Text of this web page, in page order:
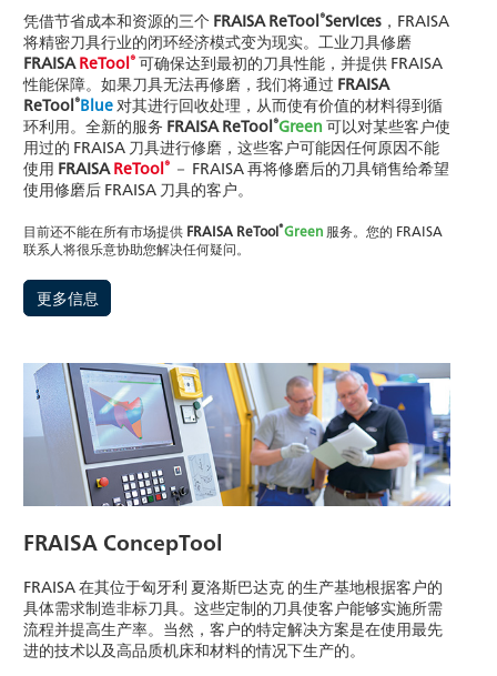
凭借节省成本和资源的三个 FRAISA ReTool®Services ，FRAISA
将精密刀具行业的闭环经济模式变为现实。工业刀具修磨
FRAISA ReTool® 可确保达到最初的刀具性能，并提供 FRAISA
性能保障。如果刀具无法再修磨，我们将通过 FRAISA
ReTool®Blue 对其进行回收处理，从而使有价值的材料得到循
环利用。全新的服务 FRAISA ReTool®Green 可以对某些客户使
用过的 FRAISA 刀具进行修磨，这些客户可能因任何原因不能
使用 FRAISA ReTool® － FRAISA 再将修磨后的刀具销售给希望
使用修磨后 FRAISA 刀具的客户。
目前还不能在所有市场提供 FRAISA ReTool®Green 服务。您的 FRAISA
联系人将很乐意协助您解决任何疑问。
更多信息
FRAISA ConcepTool
FRAISA 在其位于匈牙利 夏洛斯巴达克 的生产基地根据客户的
具体需求制造非标刀具。这些定制的刀具使客户能够实施所需
流程并提高生产率。当然，客户的特定解决方案是在使用最先
进的技术以及高品质机床和材料的情况下生产的。